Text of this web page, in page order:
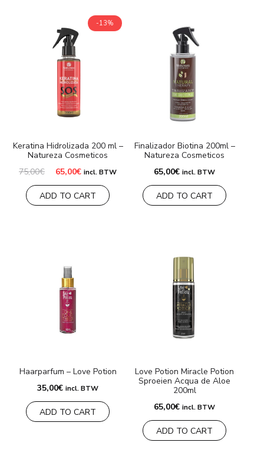
-13%
Keratina Hidrolizada 200 ml –
Natureza Cosmeticos
75,00€ Oorspronkelijke
was:
75,00€.
65,00€Huidige
is:
65,00€.
incl. BTW
ADD TO CART
Finalizador Biotina 200ml –
Natureza Cosmeticos
65,00€ incl. BTW
ADD TO CART
Haarparfum – Love Potion
35,00€ incl. BTW
ADD TO CART
Love Potion Miracle Potion
Sproeien Acqua de Aloe
200ml
65,00€ incl. BTW
ADD TO CART